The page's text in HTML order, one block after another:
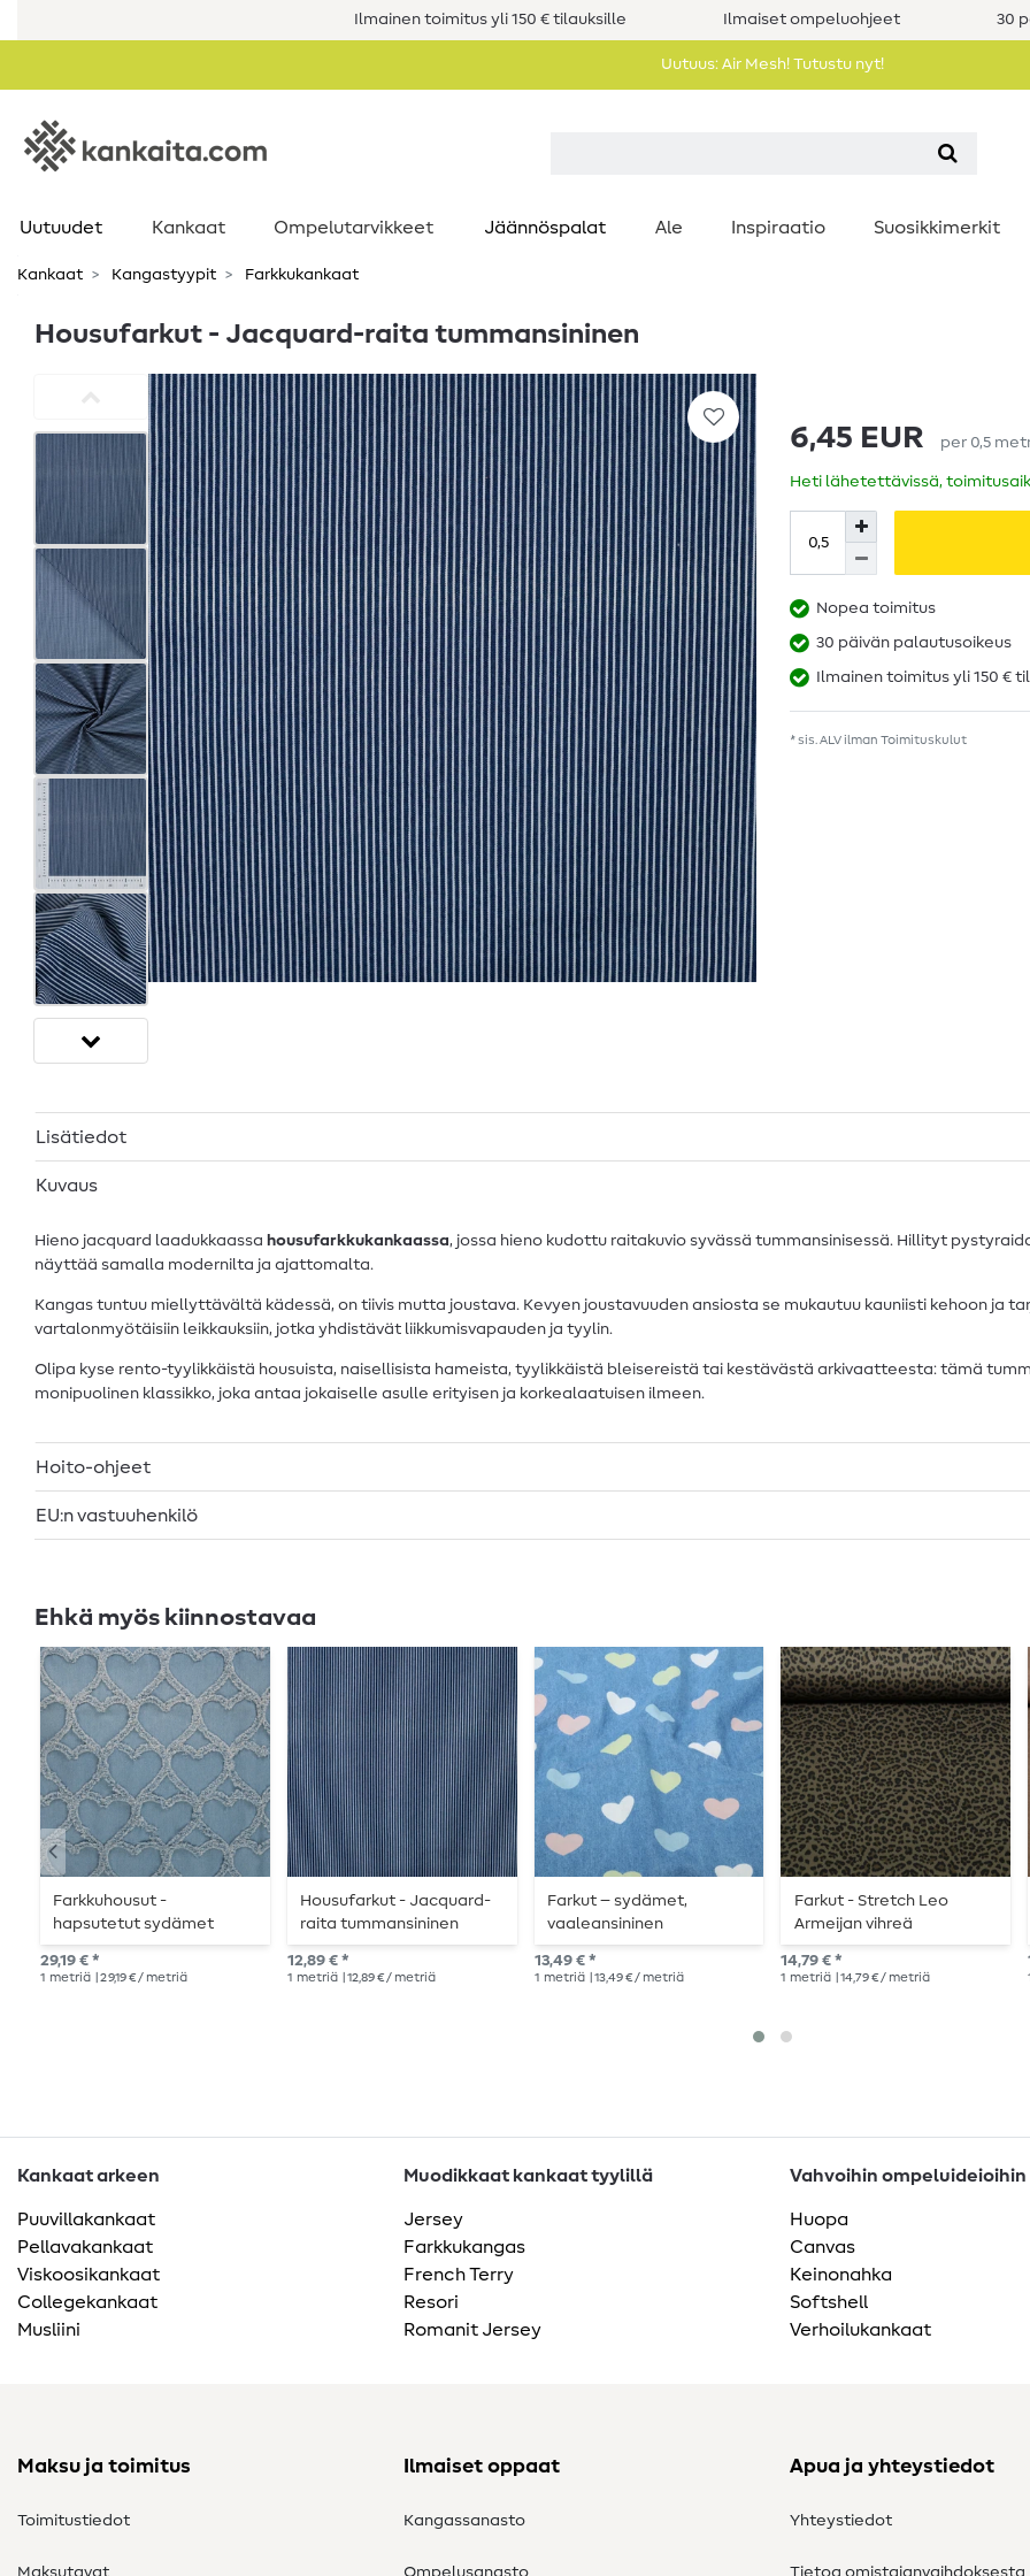
Ilmainen toimitus yli 150 € tilauksille Ilmaiset ompeluohjeet 30
Uutuus: Air Mesh! Tutustu nyt!
Uutuudet Kankaat Ompelutarvikkeet Jäännöspalat Ale Inspiraatio Suosikkimerkit
Kankaat Kangastyypit Farkkukankaat
Housufarkut - Jacquard-raita tummansininen
6,45 EUR per 0,5
Heti lähetettävissä,
Nopea toimitus
30 päivän palautusoikeus
Ilmainen toimitus yli 150 €
* sis. ALV ilman Toimituskulut
Lisätiedot
Kuvaus
Hieno jacquard laadukkaassa housufarkkukankaassa, jossa hieno kudottu raitakuvio syvässä tummansinisessä. Hillityt
näyttää samalla modernilta ja ajattomalta.
Kangas tuntuu miellyttävältä kädessä, on tiivis mutta joustava. Kevyen joustavuuden ansiosta se mukautuu kauniisti kehoon ja
vartalonmyötäisiin leikkauksiin, jotka yhdistävät liikkumisvapauden ja tyylin.
Olipa kyse rento-tyylikkäistä housuista, naisellisista hameista, tyylikkäistä bleisereistä tai kestävästä arkivaatteesta: tämä
monipuolinen klassikko, joka antaa jokaiselle asulle erityisen ja korkealaatuisen ilmeen.
Hoito-ohjeet
EU:n vastuuhenkilö
Ehkä myös kiinnostavaa
Farkkuhousut -
hapsutetut sydämet
vaaleansininen
29,19 € *
1 metriä | 29,19 € / metriä
Housufarkut - Jacquard-
raita tummansininen
12,89 € *
1 metriä | 12,89 € / metriä
Farkut – sydämet,
vaaleansininen
13,49 € *
1 metriä | 13,49 € / metriä
Farkut - Stretch Leo
Armeijan vihreä
14,79 € *
1 metriä | 14,79 € / metriä
Kankaat arkeen
Puuvillakankaat
Pellavakankaat
Viskoosikankaat
Collegekankaat
Musliini
Muodikkaat kankaat tyylillä
Jersey
Farkkukangas
French Terry
Resori
Romanit Jersey
Vahvoihin ompeluideioihin
Huopa
Canvas
Keinonahka
Softshell
Verhoilukankaat
Maksu ja toimitus
Toimitustiedot
Ilmaiset oppaat
Kangassanasto
Apua ja yhteystiedot
Yhteystiedot